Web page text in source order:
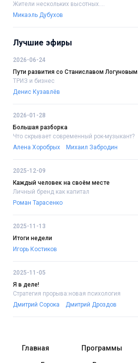
Жители нескольких высотных....
Микаэль Дубухов
Лучшие эфиры
2026-06-24
Пути развития со Станиславом Логуновым
ТРИЗ и бизнес
Денис Кузавлёв
2026-01-28
Большая разборка
Что скрывает современный рок-музыкант?
Алена Хоробрых
Михаил Забродин
2025-12-09
Каждый человек на своём месте
Личный бренд как капитал
Роман Тарасенко
2025-11-13
Итоги недели
Игорь Костиков
2025-11-05
Я в деле!
Стратегия прорыва:новая психология
Дмитрий Сорока
Дмитрий Дроздов
Главная Программы